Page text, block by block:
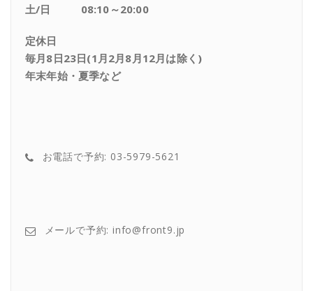
土/日 08:10～20:00
定休日
毎月8日23日(1月2月8月12月は除く)
年末年始・夏季など
お電話で予約: 03-5979-5621
メールで予約: info@front9.jp